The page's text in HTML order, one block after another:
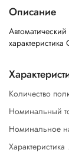
Описание
Количество
Номинальный
Номинальное
Характеристика